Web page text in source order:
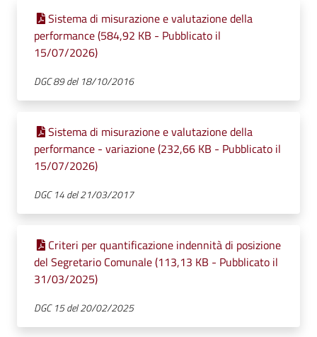
Sistema di misurazione e valutazione della
performance (584,92 KB - Pubblicato il
15/07/2026)
DGC 89 del 18/10/2016
Sistema di misurazione e valutazione della
performance - variazione (232,66 KB - Pubblicato il
15/07/2026)
DGC 14 del 21/03/2017
Criteri per quantificazione indennità di posizione
del Segretario Comunale (113,13 KB - Pubblicato il
31/03/2025)
DGC 15 del 20/02/2025